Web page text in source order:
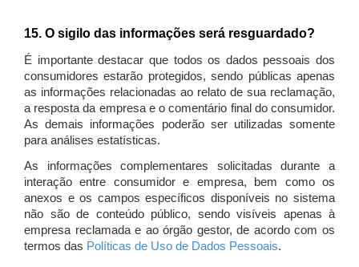
15. O sigilo das informações será resguardado?
É importante destacar que todos os dados pessoais dos
consumidores estarão protegidos, sendo públicas apenas
as informações relacionadas ao relato de sua reclamação,
a resposta da empresa e o comentário final do consumidor.
As demais informações poderão ser utilizadas somente
para análises estatísticas.
As informações complementares solicitadas durante a
interação entre consumidor e empresa, bem como os
anexos e os campos específicos disponíveis no sistema
não são de conteúdo público, sendo visíveis apenas à
empresa reclamada e ao órgão gestor, de acordo com os
termos das Políticas de Uso de Dados Pessoais.